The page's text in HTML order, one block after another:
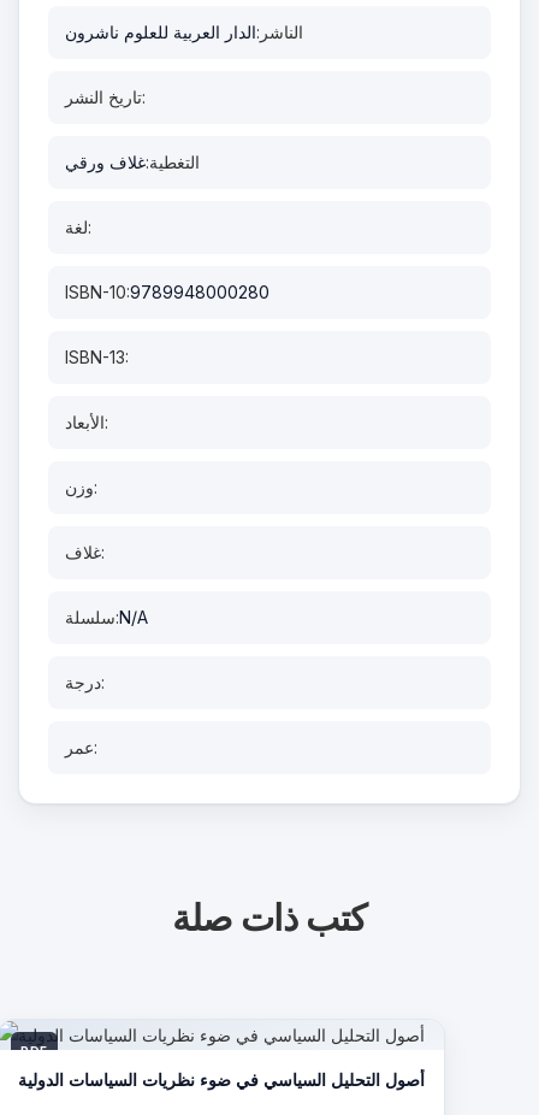
الناشر:الدار العربية للعلوم ناشرون
تاريخ النشر:
التغطية:غلاف ورقي
لغة:
ISBN-10:9789948000280
ISBN-13:
الأبعاد:
وزن:
غلاف:
سلسلة:N/A
درجة:
عمر:
كتب ذات صلة
PDF
أصول التحليل السياسي في ضوء نظريات السياسات الدولية